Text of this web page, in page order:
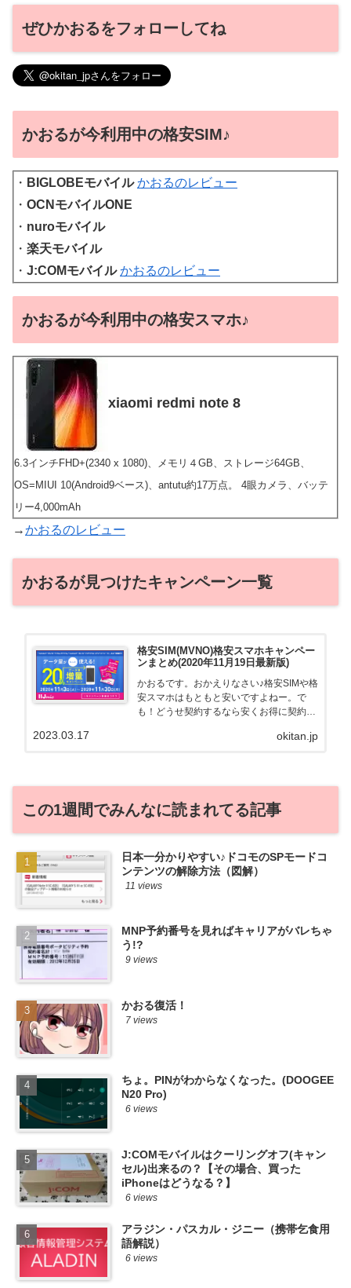
ぜひかおるをフォローしてね
かおるが今利用中の格安SIM♪
・ BIGLOBEモバイル かおるのレビュー
・ OCNモバイルONE
・ nuroモバイル
・ 楽天モバイル
・ J:COMモバイル かおるのレビュー
かおるが今利用中の格安スマホ♪
xiaomi redmi note 8
6.3インチFHD+(2340 x 1080)、メモリ４GB、ストレージ64GB、
OS=MIUI 10(Android9ベース)、antutu約17万点。 4眼カメラ、バッテ
リー4,000mAh
→かおるのレビュー
かおるが見つけたキャンペーン一覧
格安SIM(MVNO)格安スマホキャンペー
ンまとめ(2020年11月19日最新版)
かおるです。おかえりなさい♪格安SIMや格
安スマホはもともと安いですよねー。で
も！どうせ契約するなら安くお得に契約し
る自身も、そういう案件を常に狙ってます
okitan.jp
2023.03.17
この1週間でみんなに読まれてる記事
日本一分かりやすい♪ドコモのSPモードコ
ンテンツの解除方法（図解）
11 views
MNP予約番号を見ればキャリアがバレちゃ
う!?
9 views
かおる復活！
7 views
ちょ。PINがわからなくなった。(DOOGEE
N20 Pro)
6 views
J:COMモバイルはクーリングオフ(キャン
セル)出来るの？【その場合、買った
iPhoneはどうなる？】
6 views
アラジン・パスカル・ジニー（携帯乞食用
語解説）
6 views